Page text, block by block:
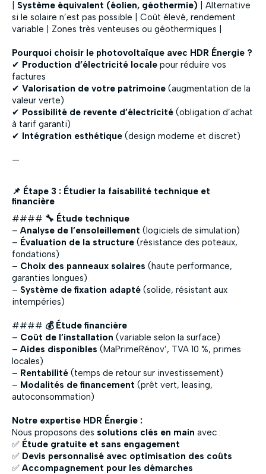
Système équivalent (éolien, géothermie) | Alternative
si le solaire n’est pas possible | Coût élevé, rendement
variable | Zones très venteuses ou géothermiques |
Pourquoi choisir le photovoltaïque avec HDR Énergie ?
✔ Production d’électricité locale pour réduire vos
factures
✔ Valorisation de votre patrimoine (augmentation de la
valeur verte)
✔ Possibilité de revente d’électricité (obligation d’achat
à tarif garanti)
✔ Intégration esthétique (design moderne et discret)
—
📌 Étape 3 : Étudier la faisabilité technique et
financière
#### 🔧 Étude technique
–Analyse de l’ensoleillement (logiciels de simulation)
– Évaluation de la structure (résistance des poteaux,
fondations)
– Choix des panneaux solaires (haute performance,
garanties longues)
– Système de fixation adapté (solide, résistant aux
intempéries)
#### 💰 Étude financière
– Coût de l’installation (variable selon la surface)
–Aides disponibles (MaPrimeRénov’, TVA 10 %, primes
locales)
– Rentabilité (temps de retour sur investissement)
– Modalités de financement (prêt vert, leasing,
autoconsommation)
Notre expertise HDR Énergie :
Nous proposons des solutions clés en main avec :
✅ Étude gratuite et sans engagement
✅ Devis personnalisé avec optimisation des coûts
✅Accompagnement pour les démarches